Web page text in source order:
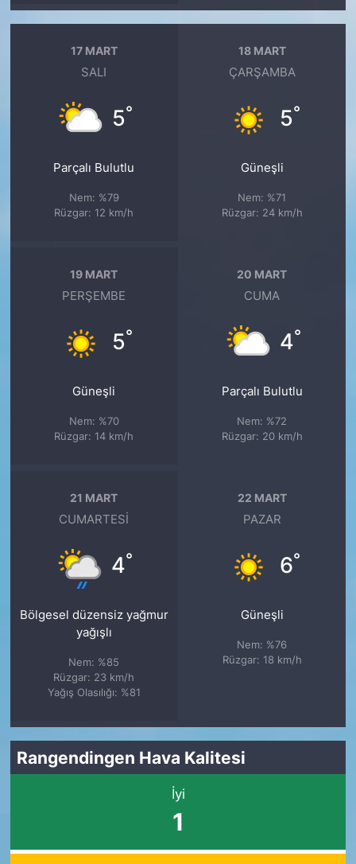
17 MART
SALI
5°
Parçalı Bulutlu
Nem: %79
Rüzgar: 12 km/h
18 MART
ÇARŞAMBA
5°
Güneşli
Nem: %71
Rüzgar: 24 km/h
19 MART
PERŞEMBE
5°
Güneşli
Nem: %70
Rüzgar: 14 km/h
20 MART
CUMA
4°
Parçalı Bulutlu
Nem: %72
Rüzgar: 20 km/h
21 MART
CUMARTESI
4°
Bölgesel düzensiz yağmur
yağışlı
Nem: %85
Rüzgar: 23 km/h
Yağış Olasılığı: %81
22 MART
PAZAR
6°
Güneşli
Nem: %76
Rüzgar: 18 km/h
Rangendingen Hava Kalitesi
İyi
1